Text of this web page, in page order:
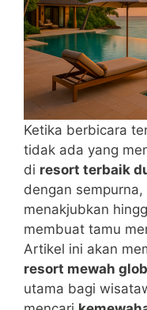
Ketika berbicara
tidak ada yang
di resort terbaik
dengan
menakjubkan
membuat tamu
Artikel ini akan
resort mewah
utama bagi